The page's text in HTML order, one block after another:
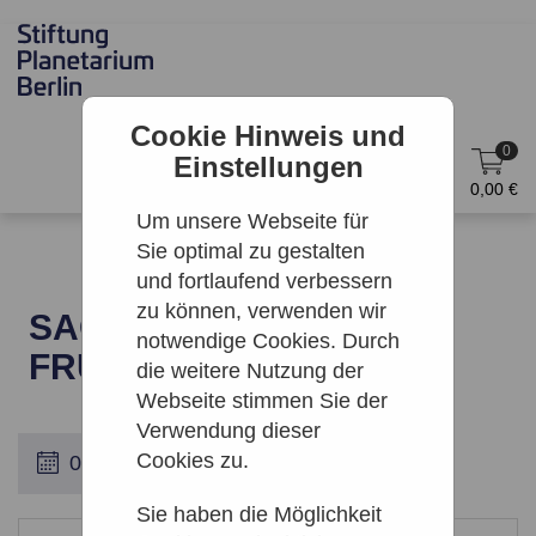
Cookie Hinweis und
Einstellungen
Um unsere Webseite für
Sie optimal zu gestalten
und fortlaufend verbessern
zu können, verwenden wir
notwendige Cookies. Durch
die weitere Nutzung der
Webseite stimmen Sie der
Verwendung dieser
Cookies zu.
Sie haben die Möglichkeit
0
0,00 €
SAGEN DES
FRUEHLINGSHIMMELS